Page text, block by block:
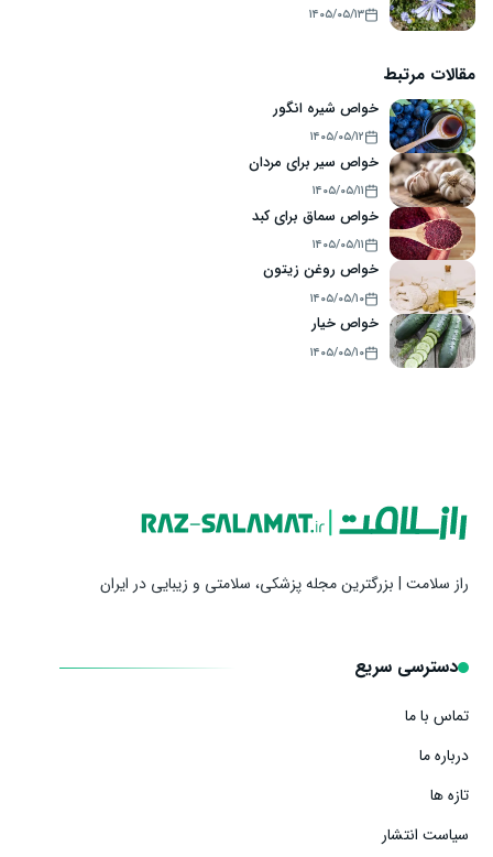
۱۴۰۵/۰۵/۱۳
مقالات مرتبط
خواص شیره انگور
۱۴۰۵/۰۵/۱۲
خواص سیر برای مردان
۱۴۰۵/۰۵/۱۱
خواص سماق برای کبد
۱۴۰۵/۰۵/۱۱
خواص روغن زیتون
۱۴۰۵/۰۵/۱۰
خواص خیار
۱۴۰۵/۰۵/۱۰
راز سلامت | بزرگترین مجله پزشکی، سلامتی و زیبایی در ایران
دسترسی سریع
تماس با ما
درباره ما
تازه ها
سیاست انتشار